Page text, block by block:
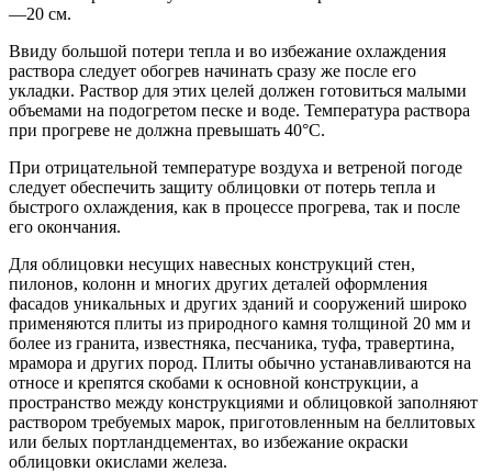
—20 см.
Ввиду большой потери тепла и во избежание охлаждения
раствора следует обогрев начинать сразу же после его
укладки. Раствор для этих целей должен готовиться малыми
объемами на подогретом песке и воде. Температура раствора
при прогреве не должна превышать 40°С.
При отрицательной температуре воздуха и ветреной погоде
следует обеспечить защиту облицовки от потерь тепла и
быстрого охлаждения, как в процессе прогрева, так и после
его окончания.
Для облицовки несущих навесных конструкций стен,
пилонов, колонн и многих других деталей оформления
фасадов уникальных и других зданий и сооружений широко
применяются плиты из природного камня толщиной 20 мм и
более из гранита, известняка, песчаника, туфа, травертина,
мрамора и других пород. Плиты обычно устанавливаются на
относе и крепятся скобами к основной конструкции, а
пространство между конструкциями и облицовкой заполняют
раствором требуемых марок, приготовленным на беллитовых
или белых портландцементах, во избежание окраски
облицовки окислами железа.